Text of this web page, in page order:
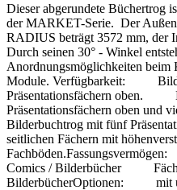
Dieser abgerundete Büchertrog
der MARKET-Serie. Der
RADIUS beträgt 3572 mm, der
Durch seinen 30° - Winkel
Anordnungsmöglichkeiten beim
Module. Verfügbarkeit:
Präsentationsfächern oben.
Präsentationsfächern oben
Bilderbuchtrog mit fünf
seitlichen Fächern mit
Comics / Bilderbücher
BilderbücherOptionen: mit